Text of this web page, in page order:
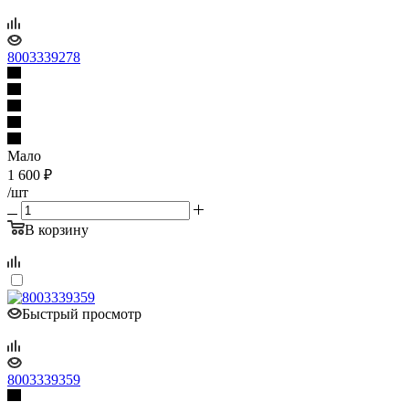
8003339278
Мало
1 600 ₽
/шт
В корзину
Быстрый просмотр
8003339359